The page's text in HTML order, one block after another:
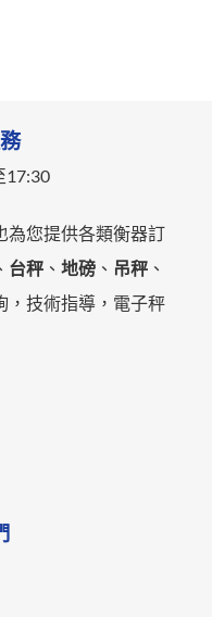
17:30
為您提供各類衡器訂
台秤 、地磅 、 吊秤 、
，技術指導，電子秤